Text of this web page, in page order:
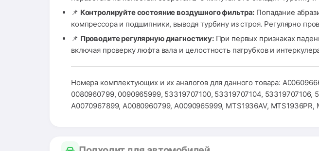
📌 Контролируйте состояние воздушного фильтра: Попадание
компрессора и подшипники, выводя турбину из строя. Регулярно
📌 Проводите регулярную диагностику:При первых признаках
включая проверку люфта вала и целостность патрубков и
Номера комплектующих и их аналогов для данного товара:
0080960799, 0090965999, 53319707100, 53319707104,
A0070967899, A0080960799, A0090965999, MTS1936AV, MTS1936PR,